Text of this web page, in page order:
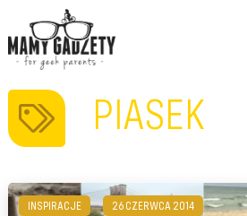
PIASEK
INSPIRACJE 26 CZERWCA 2014